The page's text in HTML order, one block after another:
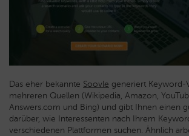
Das eher bekannte Soovle generiert Keyword-
mehreren Quellen (Wikipedia, Amazon,
Answers.com und Bing) und gibt Ihnen einen
darüber, wie Interessenten nach Ihrem
verschiedenen Plattformen suchen. Ähnlich